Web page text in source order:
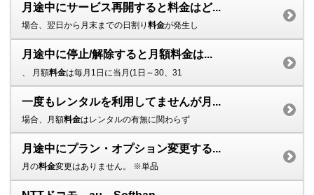
月途中にサービス再開すると料金はど...
場合、翌日から月末までの日割り 料金が発生し
月途中に停止/解除すると月額料金は...
、 月額料金は毎月1日に当月(1日～30、31
一度もレンタルを利用してませんが月...
場合、月額料金はレンタルの有無に関わらず
月途中にプラン・オプション変更する...
月の料金変更はありません。 ※単品